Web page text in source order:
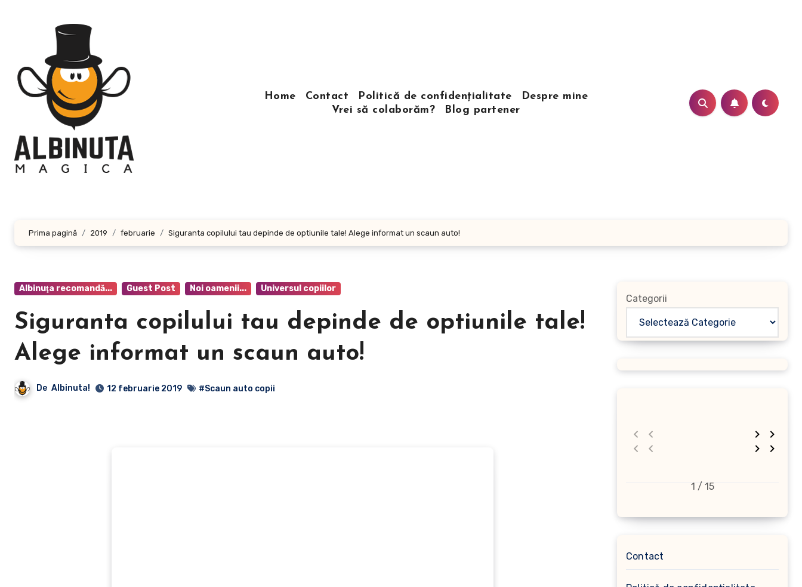
Home Contact Politică de confidențialitate
Despre mine
Vrei să colaborăm?
Blog partener
Prima pagină 2019 februarie Siguranta copilului tau depinde de optiunile tale! Alege informat un scaun auto!
Albinuţa recomandă... Guest Post Noi oamenii... Universul copiilor
Siguranta copilului tau depinde de optiunile tale!
Alege informat un scaun auto!
De Albinuta! 12 februarie 2019 #Scaun auto copii
Categorii
1 / 15
Contact